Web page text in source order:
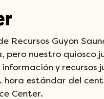
Recursos Guyon
pero nuestro quiosco
y recursos
hora estándar del
Center.